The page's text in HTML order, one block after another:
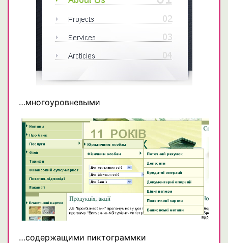
…многоуровневыми
…содержащими пиктограммки